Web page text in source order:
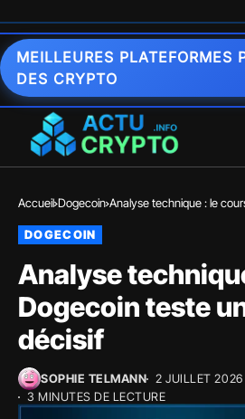
MEILLEURES PLATEFORMES
DES CRYPTO
Accueil Dogecoin Analyse technique : le
DOGECOIN
Analyse
Dogecoin teste
décisif
SOPHIE TELMANN
2 JUILLET 2026
3 MINUTES DE LECTURE